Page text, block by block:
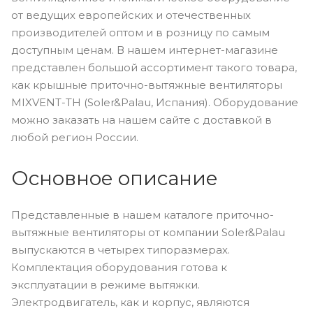
от ведущих европейских и отечественных
производителей оптом и в розницу по самым
доступным ценам. В нашем интернет-магазине
представлен большой ассортимент такого товара,
как крышные приточно-вытяжные вентиляторы
MIXVENT-TH (Soler&Palau, Испания). Оборудование
можно заказать на нашем сайте с доставкой в
любой регион России.
Основное описание
Представленные в нашем каталоге приточно-
вытяжные вентиляторы от компании Soler&Palau
выпускаются в четырех типоразмерах.
Комплектация оборудования готова к
эксплуатации в режиме вытяжки.
Электродвигатель, как и корпус, являются